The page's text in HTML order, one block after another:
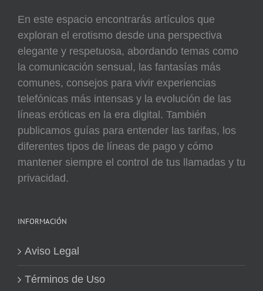
En este espacio encontrarás artículos que
exploran el erotismo desde una perspectiva
elegante y respetuosa, abordando temas como
la comunicación sensual, las fantasías más
comunes, consejos para vivir experiencias
telefónicas más intensas y la evolución de las
líneas eróticas en la era digital. También
publicamos guías para entender las tarifas, los
diferentes tipos de líneas de pago y cómo
mantener siempre el control de tus llamadas y tu
privacidad.
INFORMACIÓN
Aviso Legal
Términos de Uso